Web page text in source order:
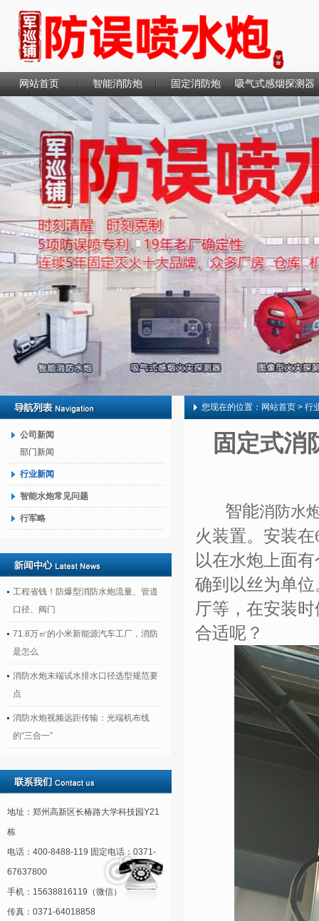
网站首页 智能消防炮 固定消防炮 吸气式感烟探测器
联系我们
公司新闻
部门新闻
行业新闻
智能水炮常见问题
行军略
工程省钱！防爆型消防水炮流量、管道
口径、阀门
71.8万㎡的小米新能源汽车工厂，消防
是怎么
消防水炮末端试水排水口径选型规范要
点
消防水炮视频远距传输：光端机布线
的“三合一”
地址：郑州高新区长椿路大学科技园Y21
栋
电话：400-8488-119 固定电话：0371-
67637800
手机：15638816119（微信）
传真：0371-64018858
您现在的位置： 网站首页 > 行
固定式消
智能消防水
火装置。安装
以在水炮上面
确到以丝为单
厅等，在安装
合适呢？